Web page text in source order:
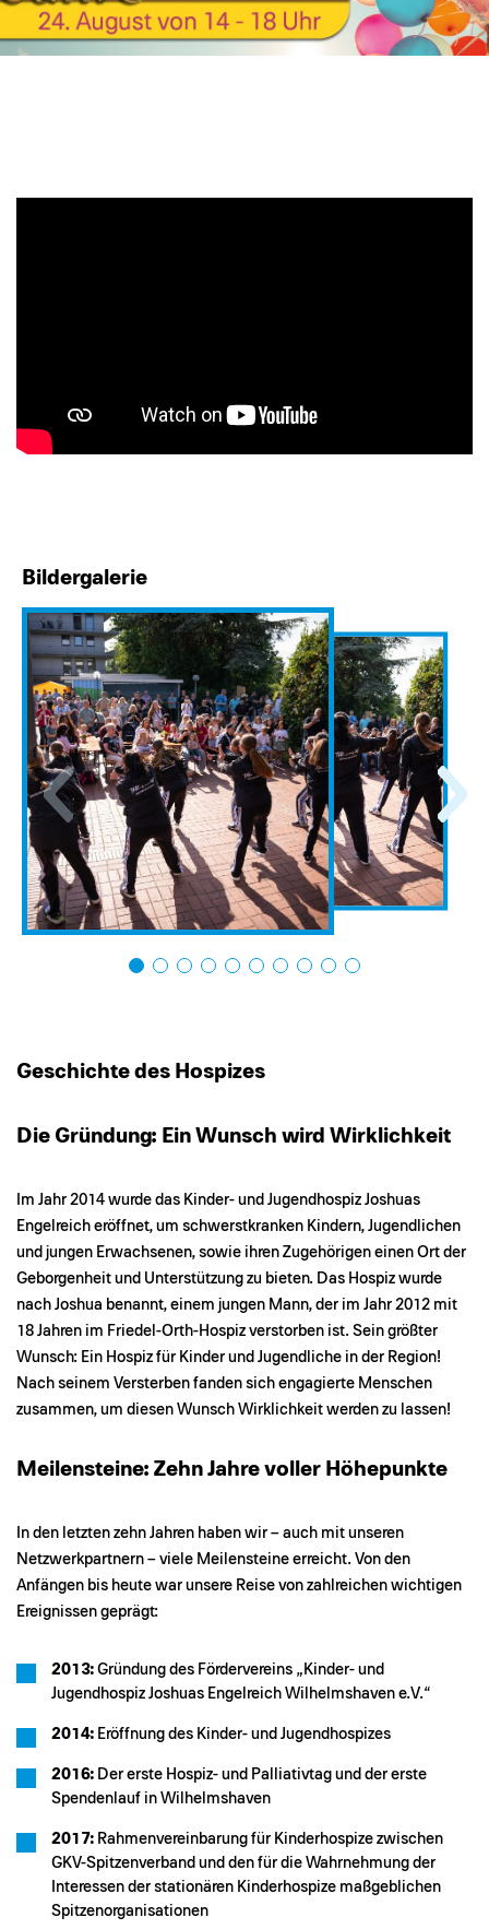
Bildergalerie
Geschichte des Hospizes
Die Gründung: Ein Wunsch wird Wirklichkeit
Im Jahr 2014 wurde das Kinder- und Jugendhospiz Joshuas
Engelreich eröffnet, um schwerstkranken Kindern, Jugendlichen
und jungen Erwachsenen, sowie ihren Zugehörigen einen Ort der
Geborgenheit und Unterstützung zu bieten. Das Hospiz wurde
nach Joshua benannt, einem jungen Mann, der im Jahr 2012 mit
18 Jahren im Friedel-Orth-Hospiz verstorben ist. Sein größter
Wunsch: Ein Hospiz für Kinder und Jugendliche in der Region!
Nach seinem Versterben fanden sich engagierte Menschen
zusammen, um diesen Wunsch Wirklichkeit werden zu lassen!
Meilensteine: Zehn Jahre voller Höhepunkte
In den letzten zehn Jahren haben wir – auch mit unseren
Netzwerkpartnern – viele Meilensteine erreicht. Von den
Anfängen bis heute war unsere Reise von zahlreichen wichtigen
Ereignissen geprägt:
2013: Gründung des Fördervereins „Kinder- und
Jugendhospiz Joshuas Engelreich Wilhelmshaven e.V.“
2014: Eröffnung des Kinder- und Jugendhospizes
2016: Der erste Hospiz- und Palliativtag und der erste
Spendenlauf in Wilhelmshaven
2017: Rahmenvereinbarung für Kinderhospize zwischen
GKV-Spitzenverband und den für die Wahrnehmung der
Interessen der stationären Kinderhospize maßgeblichen
Spitzenorganisationen